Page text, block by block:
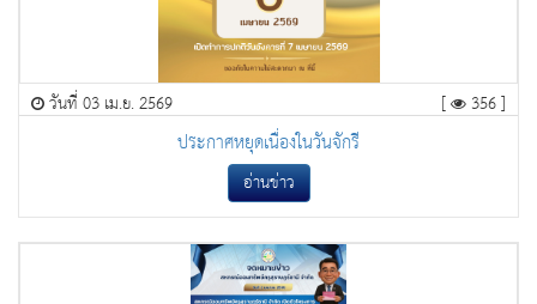
วันที่ 03 เม.ย. 2569 [ 356 ]
ประกาศหยุดเนื่องในวันจักรี
อ่านข่าว